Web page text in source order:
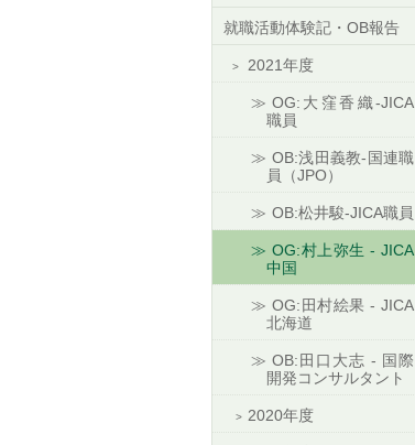
就職活動体験記・OB報告
2021年度
OG:大窪香織-JICA
職員
OB:浅田義教-国連職
員（JPO）
OB:松井駿-JICA職員
OG:村上弥生 - JICA
中国
OG:田村絵果 - JICA
北海道
OB:田口大志 - 国際
開発コンサルタント
2020年度